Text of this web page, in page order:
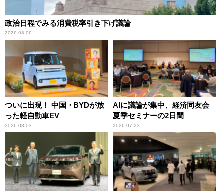
政治日程でみる消費税率引き下げ議論
2026.08.06
ついに出現！ 中国・BYDが放
った軽自動車EV
2026.08.03
AIに議論が集中、経済同友会
夏季セミナーの2日間
2026.07.23